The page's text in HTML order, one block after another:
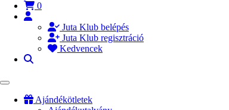
0
Juta Klub belépés
Juta Klub regisztráció
Kedvencek
Ajándékötletek